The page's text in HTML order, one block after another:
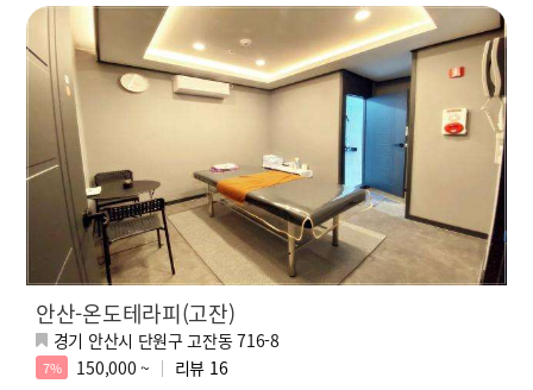
안산-온도테라피(고잔)
경기 안산시 단원구 고잔동 716-8
7% 150,000 ~ 리뷰 16